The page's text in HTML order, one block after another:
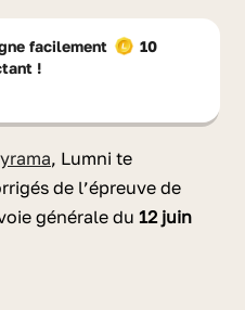
facilement
10
!
, Lumni te
de l’épreuve de
générale du 12 juin